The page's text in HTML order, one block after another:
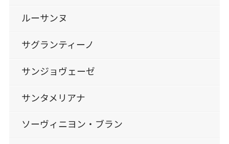
ルーサンヌ
サグランティーノ
サンジョヴェーゼ
サンタメリアナ
ソーヴィニヨン・ブラン